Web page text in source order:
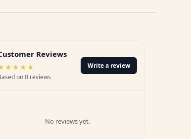
Reviews
on 0 reviews
Write a review
No reviews yet.